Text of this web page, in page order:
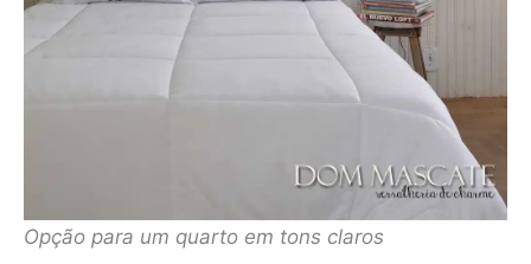
Opção para um quarto em tons claros